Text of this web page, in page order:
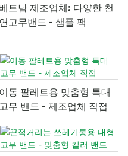
베트남 제조업체: 다양한 천
연고무밴드 - 샘플 팩
이동 팔레트용 맞춤형 특대
고무 밴드 - 제조업체 직접